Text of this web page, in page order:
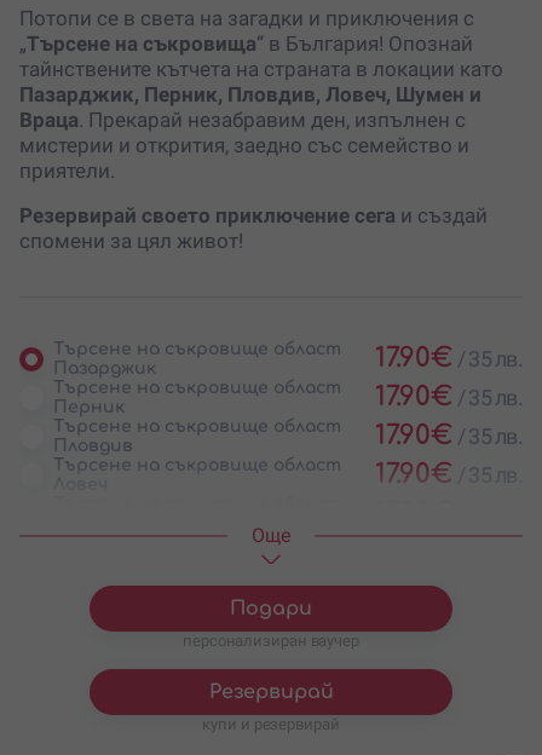
Потопи се в света на загадки и приключения с
„Търсене на съкровища“ в България! Опознай
тайнствените кътчета на страната в локации като
Пазарджик, Перник, Пловдив, Ловеч, Шумен и
Враца. Прекарай незабравим ден, изпълнен с
мистерии и открития, заедно със семейство и
приятели.
Резервирай своето приключение сега и създай
спомени за цял живот!
Търсене на съкровище област
Пазарджик
17.90€ /35 лв.
Търсене на съкровище област
Перник
17.90€ /35 лв.
Търсене на съкровище област
Пловдив
17.90€ /35 лв.
Търсене на съкровище област
17.90€ /35 лв.
Търсене на съкровище област
Oще
Подари
персонализиран ваучер
Резервирай
купи и резервирай